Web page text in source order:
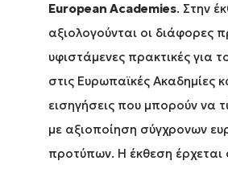
European Academies. Στην
αξιολογούνται οι διάφορες
υφιστάμενες πρακτικές για
στις Ευρωπαϊκές Ακαδημίες
εισηγήσεις που μπορούν να
με αξιοποίηση σύγχρονων
προτύπων. Η έκθεση έρχεται